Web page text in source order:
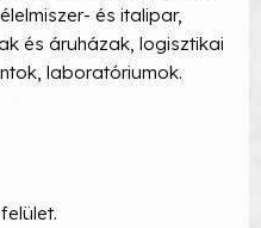
és italipar,
és áruházak, logisztikai
laboratóriumok.